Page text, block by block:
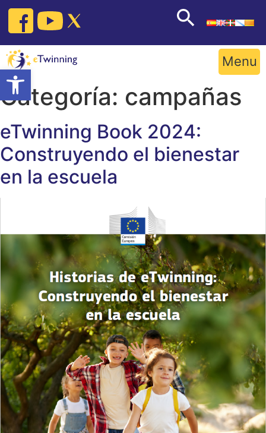
Open toolbar
Skip
content
Menu
Categoría: campañas
eTwinning Book 2024:
Construyendo el bienestar
en la escuela